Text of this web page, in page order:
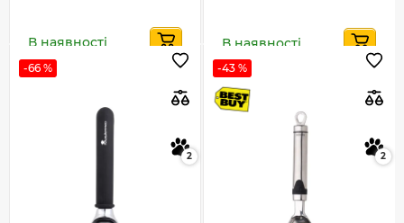
В наявності В наявності
-66 %
2
-43 %
2